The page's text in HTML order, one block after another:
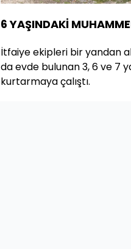
6 YAŞINDAKİ
İtfaiye ekipleri bir yandan
da evde bulunan 3, 6 ve 7
kurtarmaya çalıştı.